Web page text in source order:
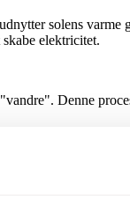
solens
elektricitet.
Denne
der kan